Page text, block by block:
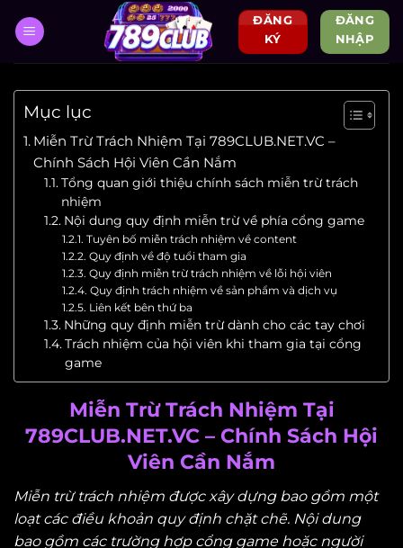
qua
ĐĂNG
KÝ
ĐĂNG
NHẬP
Mục lục
Miễn Trừ Trách Nhiệm Tại 789CLUB.NET.VC –
Chính Sách Hội Viên Cần Nắm
Tổng quan giới thiệu chính sách miễn trừ trách
nhiệm
Nội dung quy định miễn trừ về phía cổng game
Tuyên bố miễn trách nhiệm về content
Quy định về độ tuổi tham gia
Quy định miễn trừ trách nhiệm về lỗi hội viên
Quy định trách nhiệm về sản phẩm và dịch vụ
Liên kết bên thứ ba
Những quy định miễn trừ dành cho các tay chơi
Trách nhiệm của hội viên khi tham gia tại cổng
game
Miễn Trừ Trách Nhiệm Tại
789CLUB.NET.VC – Chính Sách Hội
Viên Cần Nắm
Miễn trừ trách nhiệm được xây dựng bao gồm một
loạt các điều khoản quy định chặt chẽ. Nội dung
bao gồm các trường hợp cổng game hoặc người